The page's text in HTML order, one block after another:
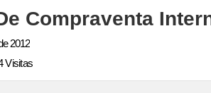
Compraventa
2012
Visitas